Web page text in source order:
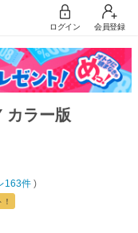
ログイン 会員登録
カラー版
163件 )